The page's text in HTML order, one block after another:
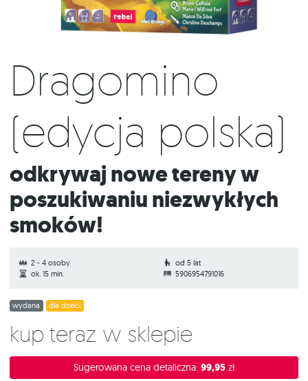
Dragomino
(edycja polska)
Odkrywaj nowe tereny w
poszukiwaniu niezwykłych
smoków!
2 - 4 osoby
od 5 lat
ok. 15 min.
5906954791016
wydana dla dzieci
Kup teraz w sklepie
Sugerowana cena detaliczna: 99,95 zł